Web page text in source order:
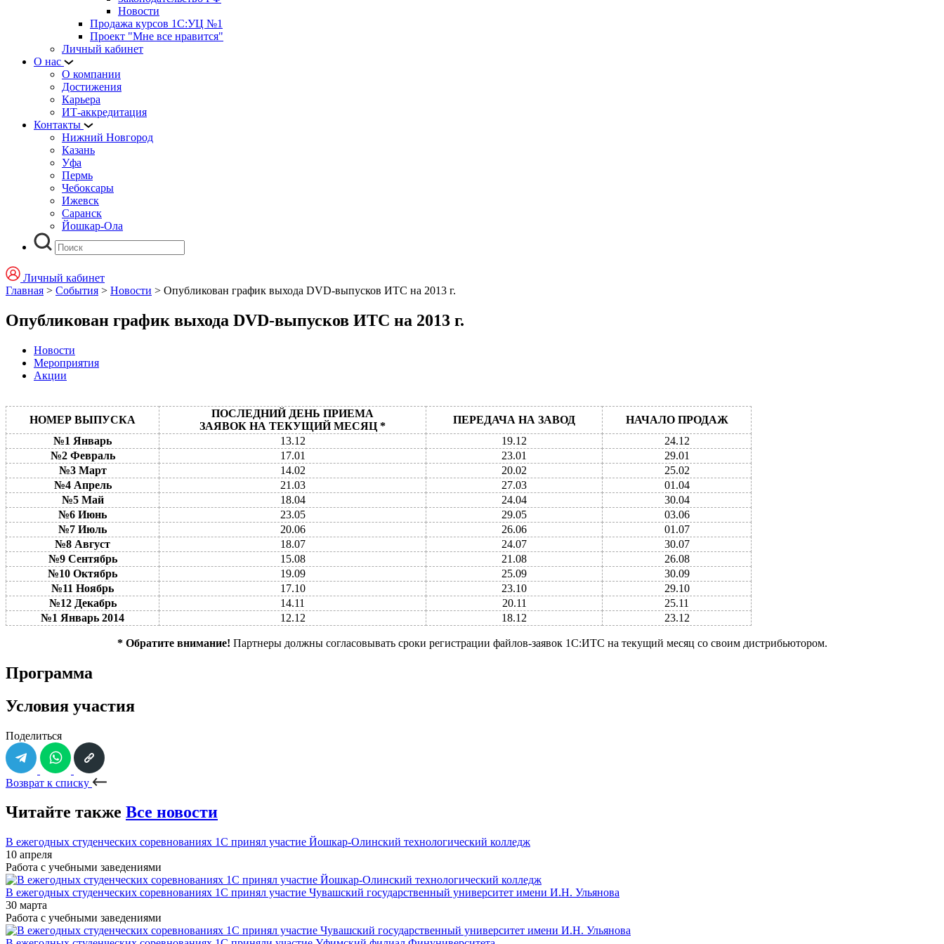
Новости
Продажа курсов 1С:УЦ №1
Проект "Мне все нравится"
Личный кабинет
О нас
О компании
Достижения
Карьера
ИТ-аккредитация
Контакты
Нижний Новгород
Казань
Уфа
Пермь
Чебоксары
Ижевск
Саранск
Йошкар-Ола
Личный кабинет
Главная > События > Новости > Опубликован график выхода DVD-выпусков ИТС на 2013 г.
Опубликован график выхода DVD-выпусков ИТС на 2013 г.
Новости
Мероприятия
Акции
НОМЕР ВЫПУСКА
ПОСЛЕДНИЙ ДЕНЬ ПРИЕМА
ЗАЯВОК НА ТЕКУЩИЙ МЕСЯЦ *
ПЕРЕДАЧА НА ЗАВОД
НАЧАЛО ПРОДАЖ
№1 Январь
13.12 19.12
24.12
№2 Февраль
17.01 23.01
29.01
№3 Март
14.02 20.02
25.02
№4 Апрель
21.03 27.03
01.04
№5 Май
18.04 24.04
30.04
№6 Июнь
23.05 29.05
03.06
№7 Июль
20.06 26.06
01.07
№8 Август
18.07 24.07
30.07
№9 Сентябрь
15.08 21.08
26.08
№10 Октябрь
19.09 25.09
30.09
№11 Ноябрь
17.10 23.10
29.10
№12 Декабрь
14.11 20.11
25.11
№1 Январь 2014
12.12 18.12 23.12
* Обратите внимание! Партнеры должны согласовывать сроки регистрации файлов-заявок 1С:ИТС на текущий месяц со своим дистрибьютором.
Программа
Условия участия
Поделиться
Возврат к списку
Читайте также Все новости
В ежегодных студенческих соревнованиях 1С принял участие Йошкар-Олинский технологический колледж
10 апреля
Работа с учебными заведениями
В ежегодных студенческих соревнованиях 1С принял участие Чувашский государственный университет имени И.Н. Ульянова
30 марта
Работа с учебными заведениями